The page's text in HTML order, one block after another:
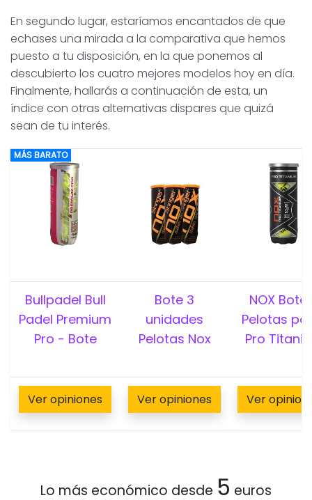
En segundo lugar, estaríamos encantados de que
echases una mirada a la comparativa que hemos
puesto a tu disposición, en la que ponemos al
descubierto los cuatro mejores modelos hoy en día.
Finalmente, hallarás a continuación de esta, un
índice con otras alternativas dispares que quizá
sean de tu interés.
MÁS BARATO
Bullpadel Bull
Padel Premium
Pro - Bote
Bote 3
unidades
Pelotas Nox
NOX Bote
Pelotas
Pro
Ver opiniones Ver opiniones Ver
Lo más económico desde 5 euros